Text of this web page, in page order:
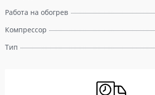
Работа на обогрев
Компрессор
Тип